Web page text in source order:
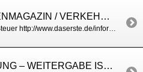
ARD – MORGENMAGAZIN / VERKEHRSRECHT
Thema: Handy am Steuer http://www.daserste.de/information/politik-weltgeschehen/morgenmagazin/videos/ablenkung-am-steuer-gefahr-durch-smartphones-100.html
HANDYNUTZUNG – WEITERGABE IST KEINE NUTZUNG